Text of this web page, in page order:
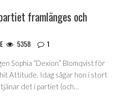
framlänges och
5358 1
Sophia “Dexion” Blomqvist för
Attitude. Idag sågar hon i stort
det i partiet (och…